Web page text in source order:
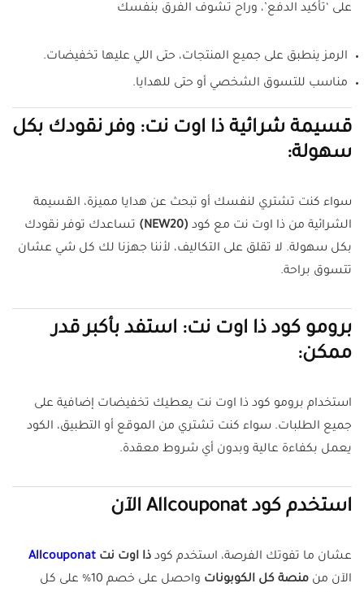
على ‘تأكيد الدفع’، وراح تشوف الفرق بنفسك
الرمز ينطبق على جميع المنتجات، حتى اللي عليها تخفيضات.
مناسب للتسوق الشخصي أو حتى للهدايا.
قسيمة شرائية ذا اوت نت: وفر نقودك بكل
سهولة:
سواء كنت تشتري لنفسك أو تبحث عن هدايا مميزة، القسيمة
الشرائية من ذا اوت نت مع كود (NEW20)
تساعدك توفر نقودك
بكل سهولة. لا تقلق على التكاليف، لأننا جهزنا لك كل شي عشان
تتسوق براحة.
برومو كود ذا اوت نت: استفد بأكبر قدر
ممكن:
استخدام برومو كود ذا اوت نت يعطيك تخفيضات إضافية على
جميع الطلبات. سواء كنت تشتري من الموقع أو التطبيق، الكود
يعمل بكفاءة عالية وبدون أي شروط معقدة.
استخدم كود Allcouponat الآن
عشان ما تفوتك الفرصة، استخدم كود ذا اوت نت Allcouponat
الآن من منصة كل الكوبونات
واحصل على خصم 10% على كل